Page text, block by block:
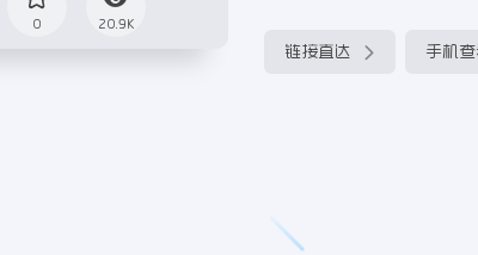
0 20.9K
链接直达 手机查